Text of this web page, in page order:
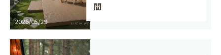
2026/05/29
間